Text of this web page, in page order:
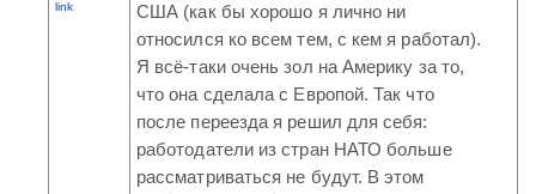
link
США (как бы хорошо я лично ни
относился ко всем тем, с кем я работал).
Я всё-таки очень зол на Америку за то,
что она сделала с Европой. Так что
после переезда я решил для себя:
работодатели из стран НАТО больше
рассматриваться не будут. В этом